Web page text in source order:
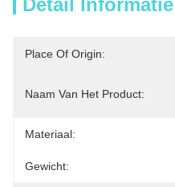
Detail Informatie
Place Of Origin:
Naam Van Het Product:
Materiaal:
Gewicht: